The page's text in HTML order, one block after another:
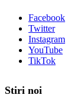
Facebook
Twitter
Instagram
YouTube
TikTok
Stiri noi